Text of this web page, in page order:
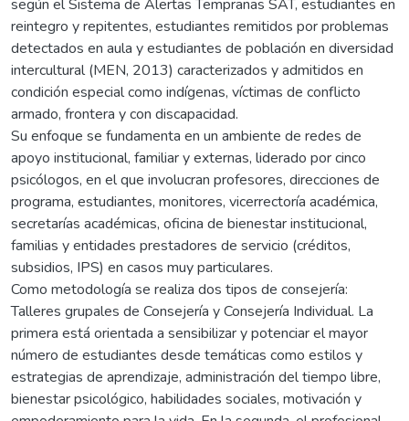
según el Sistema de Alertas Tempranas SAT, estudiantes en
reintegro y repitentes, estudiantes remitidos por problemas
detectados en aula y estudiantes de población en diversidad
intercultural (MEN, 2013) caracterizados y admitidos en
condición especial como indígenas, víctimas de conflicto
armado, frontera y con discapacidad.
Su enfoque se fundamenta en un ambiente de redes de
apoyo institucional, familiar y externas, liderado por cinco
psicólogos, en el que involucran profesores, direcciones de
programa, estudiantes, monitores, vicerrectoría académica,
secretarías académicas, oficina de bienestar institucional,
familias y entidades prestadores de servicio (créditos,
subsidios, IPS) en casos muy particulares.
Como metodología se realiza dos tipos de consejería:
Talleres grupales de Consejería y Consejería Individual. La
primera está orientada a sensibilizar y potenciar el mayor
número de estudiantes desde temáticas como estilos y
estrategias de aprendizaje, administración del tiempo libre,
bienestar psicológico, habilidades sociales, motivación y